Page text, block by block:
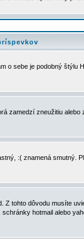
o sebe je podobný
zamedzí zneužitiu alebo
:( znamená
tohto dôvodu musíte
hotmail alebo